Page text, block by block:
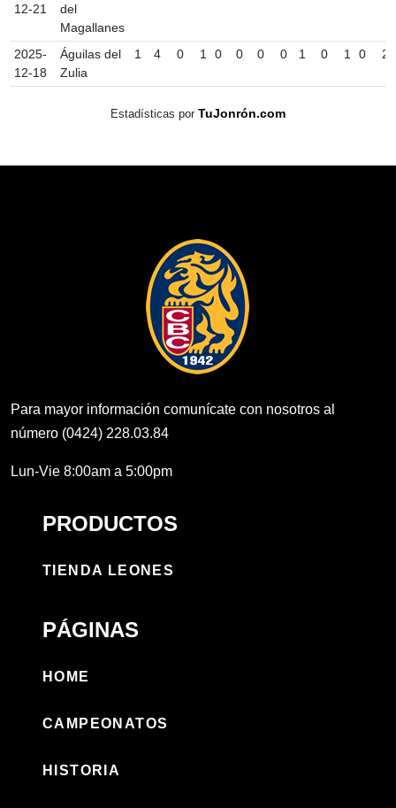
12-21
del
Magallanes
2025-
12-18
Águilas del
Zulia
1 4 0 1 0 0 0 0 1 0 1 0 2
Estadísticas por TuJonrón.com
Para mayor información comunícate con nosotros al
número (0424) 228.03.84
Lun-Vie 8:00am a 5:00pm
PRODUCTOS
TIENDA LEONES
PÁGINAS
HOME
CAMPEONATOS
HISTORIA